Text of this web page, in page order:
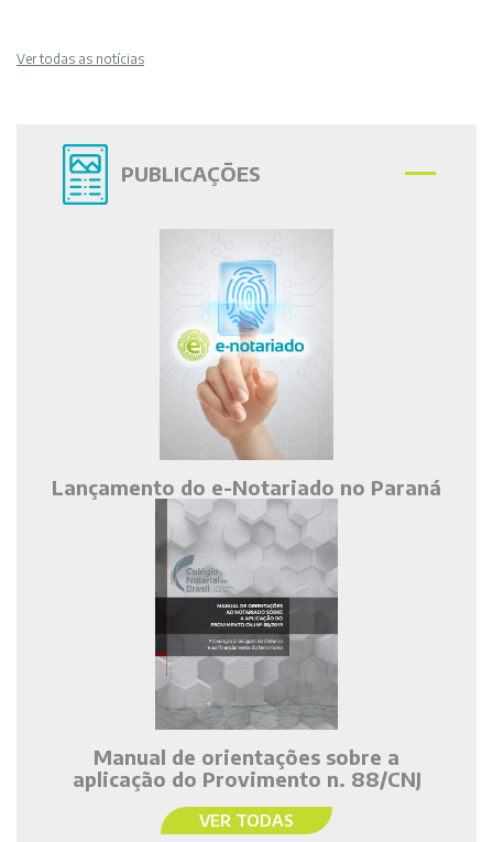
Ver todas as notícias
PUBLICAÇÕES
Lançamento do e-Notariado no Paraná
Manual de orientações sobre a
aplicação do Provimento n. 88/CNJ
VER TODAS